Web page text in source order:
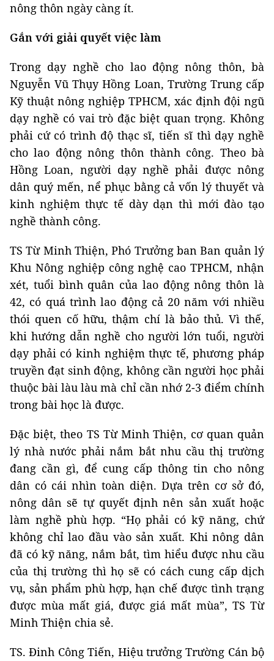
nông thôn ngày càng ít.
Gắn với giải quyết việc làm
Trong dạy nghề cho lao động nông thôn, bà
Nguyễn Vũ Thụy Hồng Loan, Trường Trung cấp
Kỹ thuật nông nghiệp TPHCM, xác định đội ngũ
dạy nghề có vai trò đặc biệt quan trọng. Không
phải cứ có trình độ thạc sĩ, tiến sĩ thì dạy nghề
cho lao động nông thôn thành công. Theo bà
Hồng Loan, người dạy nghề phải được nông
dân quý mến, nể phục bằng cả vốn lý thuyết và
kinh nghiệm thực tế dày dạn thì mới đào tạo
nghề thành công.
TS Từ Minh Thiện, Phó Trưởng ban Ban quản lý
Khu Nông nghiệp công nghệ cao TPHCM, nhận
xét, tuổi bình quân của lao động nông thôn là
42, có quá trình lao động cả 20 năm với nhiều
thói quen cố hữu, thậm chí là bảo thủ. Vì thế,
khi hướng dẫn nghề cho người lớn tuổi, người
dạy phải có kinh nghiệm thực tế, phương pháp
truyền đạt sinh động, không cần người học phải
thuộc bài làu làu mà chỉ cần nhớ 2-3 điểm chính
trong bài học là được.
Đặc biệt, theo TS Từ Minh Thiện, cơ quan quản
lý nhà nước phải nắm bắt nhu cầu thị trường
đang cần gì, để cung cấp thông tin cho nông
dân có cái nhìn toàn diện. Dựa trên cơ sở đó,
nông dân sẽ tự quyết định nên sản xuất hoặc
làm nghề phù hợp. “Họ phải có kỹ năng, chứ
không chỉ lao đầu vào sản xuất. Khi nông dân
đã có kỹ năng, nắm bắt, tìm hiểu được nhu cầu
của thị trường thì họ sẽ có cách cung cấp dịch
vụ, sản phẩm phù hợp, hạn chế được tình trạng
được mùa mất giá, được giá mất mùa”, TS Từ
Minh Thiện chia sẻ.
TS. Đinh Công Tiến, Hiệu trưởng Trường Cán bộ